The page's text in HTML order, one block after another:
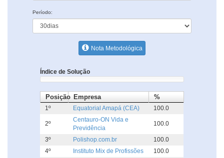
Período:
Nota Metodológica
Índice de Solução
Posição Empresa %
1º Equatorial Amapá (CEA) 100.0
2º
Centauro-ON Vida e
Previdência
100.0
3º Polishop.com.br
100.0
4º
Instituto Mix de Profissões
100.0